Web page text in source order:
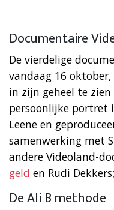
Documentaire
De vierdelige
vandaag 16
in zijn geheel te
persoonlijke portret
Leene en
samenwerking met
andere Videoland-
geld en Rudi
De Ali B methode